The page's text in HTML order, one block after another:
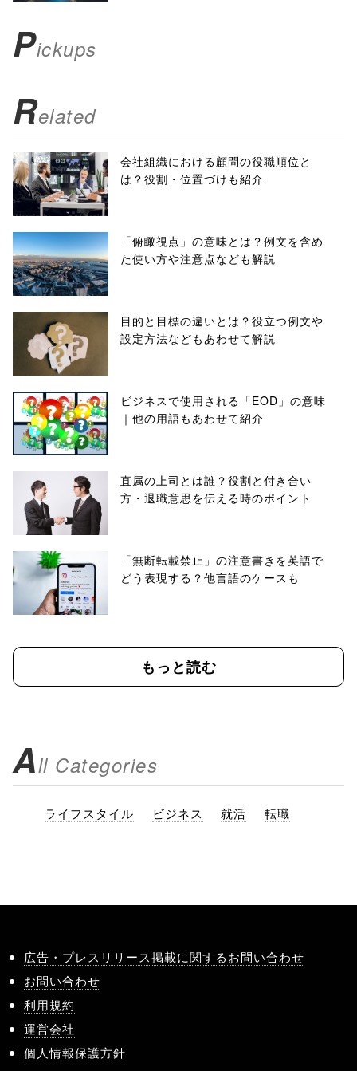
false;"> シェア
Pickups
Related
会社組織における顧問の役職順位と
は？役割・位置づけも紹介
「俯瞰視点」の意味とは？例文を含め
た使い方や注意点なども解説
目的と目標の違いとは？役立つ例文や
設定方法などもあわせて解説
ビジネスで使用される「EOD」の意味
｜他の用語もあわせて紹介
直属の上司とは誰？役割と付き合い
方・退職意思を伝える時のポイント
「無断転載禁止」の注意書きを英語で
どう表現する？他言語のケースも
もっと読む
All Categories
ライフスタイル ビジネス 就活 転職
広告・プレスリリース掲載に関するお問い合わせ
お問い合わせ
利用規約
運営会社
個人情報保護方針